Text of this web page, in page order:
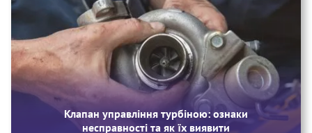
Клапан управління турбіною: ознаки
несправності та як їх виявити